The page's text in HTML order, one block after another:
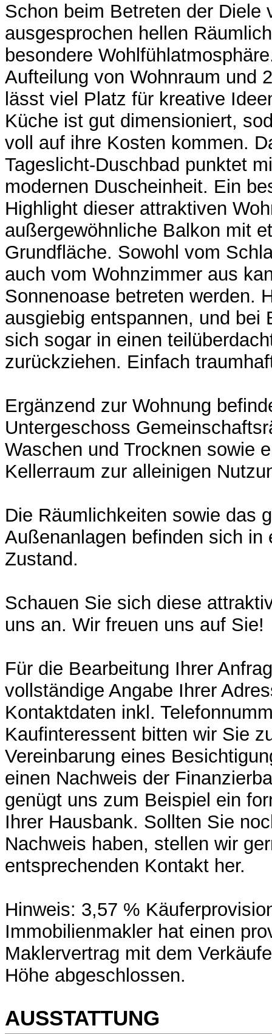
Schon beim Betreten der Diele
ausgesprochen hellen
besondere
Aufteilung von Wohnraum und
lässt viel Platz für kreative
Küche ist gut dimensioniert,
voll auf ihre Kosten kommen.
Tageslicht-Duschbad punktet
modernen Duscheinheit. Ein
Highlight dieser attraktiven
außergewöhnliche Balkon mit
Grundfläche. Sowohl vom
auch vom Wohnzimmer aus
Sonnenoase betreten werden.
ausgiebig entspannen, und bei
sich sogar in einen
zurückziehen. Einfach
Ergänzend zur Wohnung
Untergeschoss
Waschen und Trocknen sowie
Kellerraum zur alleinigen
Die Räumlichkeiten sowie das
Außenanlagen befinden sich in
Zustand.
Schauen Sie sich diese
uns an. Wir freuen uns auf Sie!
Für die Bearbeitung Ihrer
vollständige Angabe Ihrer
Kontaktdaten inkl.
Kaufinteressent bitten wir Sie
Vereinbarung eines
einen Nachweis der
genügt uns zum Beispiel ein
Ihrer Hausbank. Sollten Sie
Nachweis haben, stellen wir
entsprechenden Kontakt her.
Hinweis: 3,57 %
Immobilienmakler hat einen
Maklervertrag mit dem
Höhe abgeschlossen.
AUSSTATTUNG